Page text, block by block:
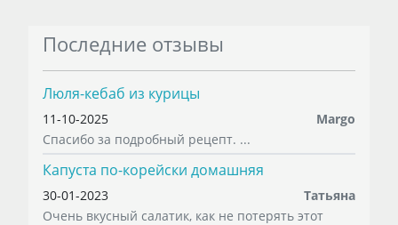
Последние отзывы
Люля-кебаб из курицы
11-10-2025
Margo
Спасибо за подробный рецепт. ...
Капуста по-корейски домашняя
30-01-2023
Татьяна
Очень вкусный салатик, как не потерять этот